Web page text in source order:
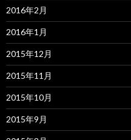
2016年2月
2016年1月
2015年12月
2015年11月
2015年10月
2015年9月